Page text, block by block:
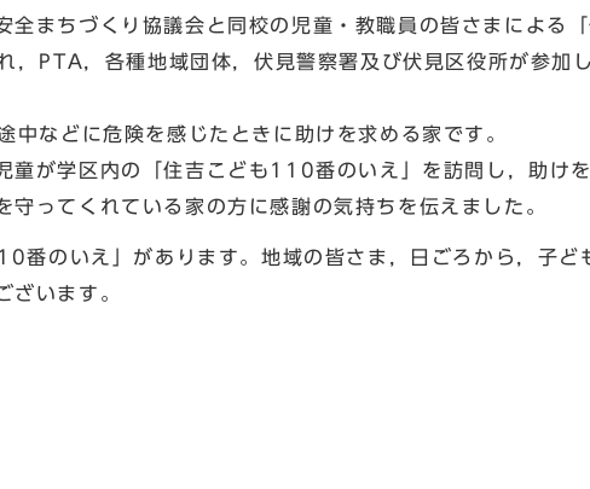
まちづくり協議会と同校の児童・教職員の皆さまによる「
PTA，各種地域団体，伏見警察署及び伏見区役所が参加
などに危険を感じたときに助けを求める家です。
が学区内の「住吉こども110番のいえ」を訪問し，助け
ってくれている家の方に感謝の気持ちを伝えました。
のいえ」があります。地域の皆さま，日ごろから，子ど
ざいます。